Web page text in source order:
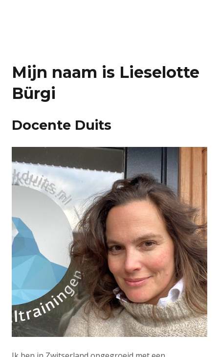
Mijn naam is Lieselotte
Bürgi
Docente Duits